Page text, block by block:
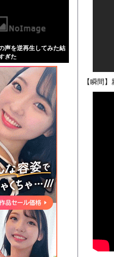
声を逆再生してみた結
ぎた
【悲報】
【動画】
【瞬間